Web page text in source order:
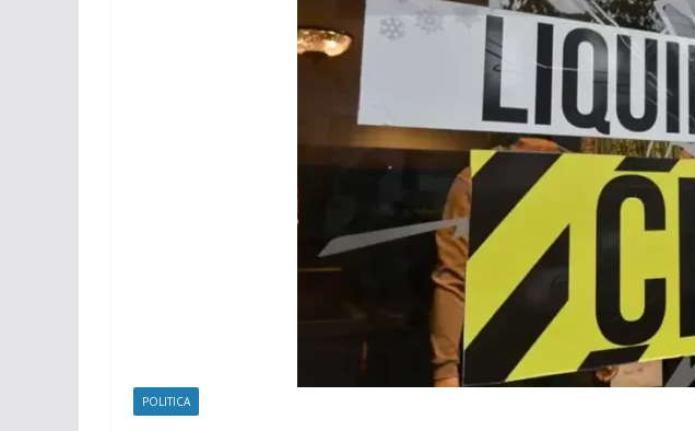
POLITICA